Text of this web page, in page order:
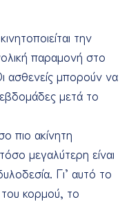
την
παραμονή στο
ασθενείς μπορούν να
μετά το
πιο ακίνητη
μεγαλύτερη είναι
Γι’ αυτό το
κορμού, το